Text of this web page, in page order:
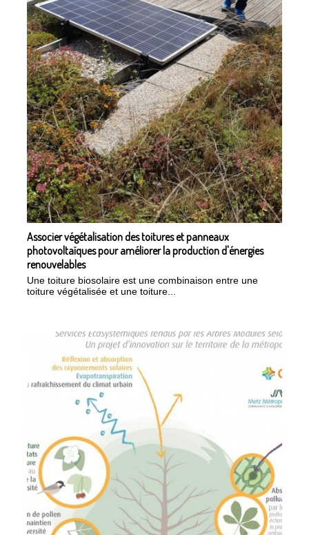
Associer végétalisation des toitures et panneaux
photovoltaïques pour améliorer la production d'énergies
renouvelables
Une toiture biosolaire est une combinaison entre une
toiture végétalisée et une toiture...